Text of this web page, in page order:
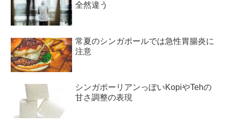
全然違う
常夏のシンガポールでは急性胃腸炎に
注意
シンガポーリアンっぽいKopiやTehの
甘さ調整の表現